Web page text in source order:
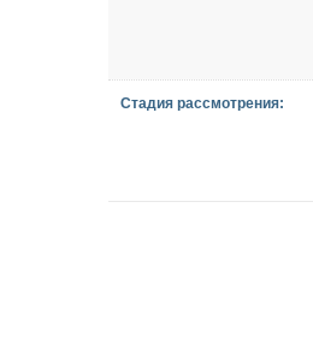
Стадия рассмотрения: